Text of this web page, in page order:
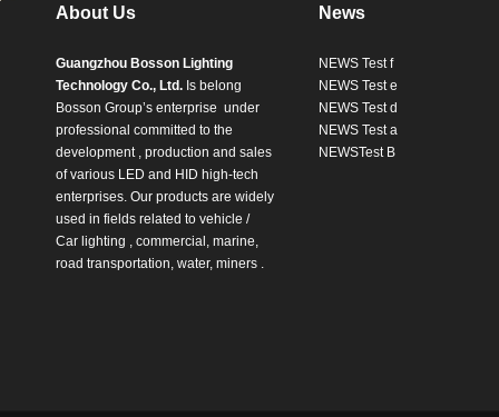
About Us
Guangzhou Bosson Lighting
Technology Co., Ltd. Is belong
Bosson Group’s enterprise under
professional committed to the
development , production and sales
of various LED and HID high-tech
enterprises. Our products are widely
used in fields related to vehicle /
Car lighting , commercial, marine,
road transportation, water, miners .
News
NEWS Test f
NEWS Test e
NEWS Test d
NEWS Test a
NEWSTest B